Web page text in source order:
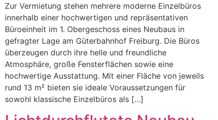
Zur Vermietung stehen mehrere moderne Einzelbüros
innerhalb einer hochwertigen und repräsentativen
Büroeinheit im 1. Obergeschoss eines Neubaus in
gefragter Lage am Güterbahnhof Freiburg. Die Büros
überzeugen durch ihre helle und freundliche
Atmosphäre, große Fensterflächen sowie eine
hochwertige Ausstattung. Mit einer Fläche von jeweils
rund 13 m² bieten sie ideale Voraussetzungen für
sowohl klassische Einzelbüros als […]